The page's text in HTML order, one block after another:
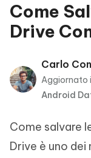
ReiBoot
PDNob
PDF
iAnyGo
Come
Drive
Carlo
Aggiornato
Android
Come salvare
Drive è uno